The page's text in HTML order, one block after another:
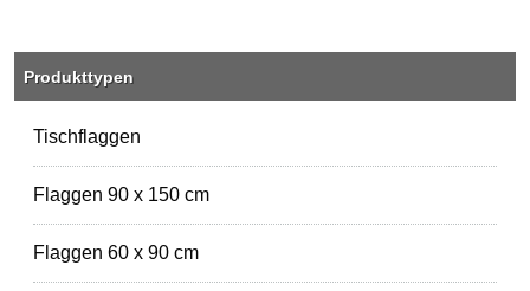
Produkttypen
Tischflaggen
Flaggen 90 x 150 cm
Flaggen 60 x 90 cm